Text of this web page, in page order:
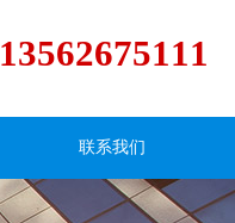
13562675111
联系我们